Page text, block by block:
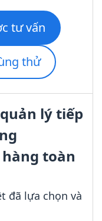
tư vấn
thử
lý tiếp
toàn
đã lựa chọn và